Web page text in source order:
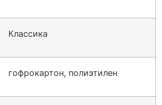
Классика
гофрокартон, полиэтилен